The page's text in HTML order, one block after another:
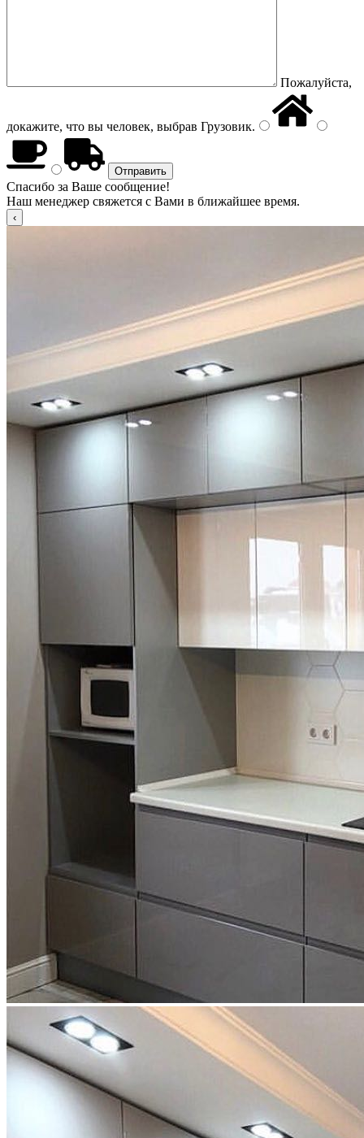
Пожалуйста,
докажите, что вы человек, выбрав Грузовик.
Спасибо за Ваше сообщение!
Наш менеджер свяжется с Вами в ближайшее время.